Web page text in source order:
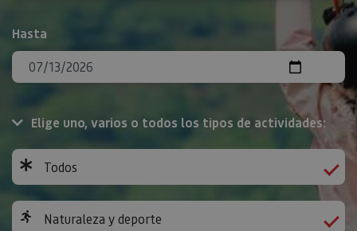
Hasta
Elige uno, varios o todos los tipos de actividades:
Todos
Naturaleza y deporte